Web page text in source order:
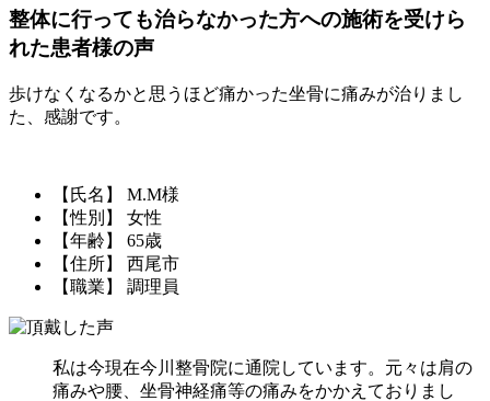
整体に行っても治らなかった方への施術を受けら
れた患者様の声
歩けなくなるかと思うほど痛かった坐骨に痛みが治りまし
た、感謝です。
【氏名】 M.M様
【性別】 女性
【年齢】 65歳
【住所】 西尾市
【職業】 調理員
私は今現在今川整骨院に通院しています。元々は肩の
痛みや腰、坐骨神経痛等の痛みをかかえておりまし